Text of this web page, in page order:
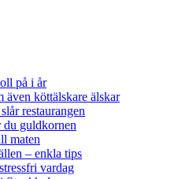
på i år
även köttälskare älskar
restaurangen
du guldkornen
maten
– enkla tips
vardag